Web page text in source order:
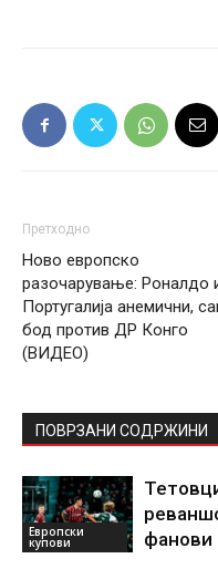
Претходно
Ново европско
разочарување: Роналдо
Португалија анемични,
бод против ДР Конго
(ВИДЕО)
ПОВРЗАНИ СОДРЖИНИ
Европски
купови